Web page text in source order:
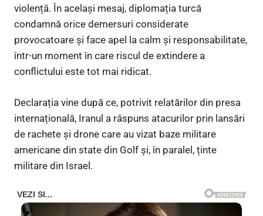
violență. În același mesaj, diplomația turcă
condamnă orice demersuri considerate
provocatoare și face apel la calm și responsabilitate,
într-un moment în care riscul de extindere a
conflictului este tot mai ridicat.
Declarația vine după ce, potrivit relatărilor din presa
internațională, Iranul a răspuns atacurilor prin lansări
de rachete și drone care au vizat baze militare
americane din state din Golf și, în paralel, ținte
militare din Israel.